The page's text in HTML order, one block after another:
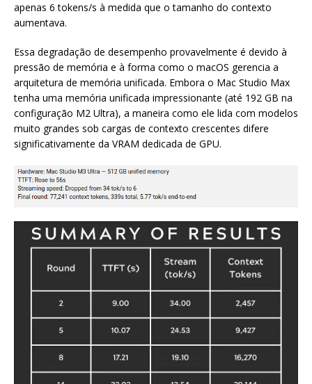
apenas 6 tokens/s à medida que o tamanho do contexto
aumentava.
Essa degradação de desempenho provavelmente é devido à
pressão de memória e à forma como o macOS gerencia a
arquitetura de memória unificada. Embora o Mac Studio Max
tenha uma memória unificada impressionante (até 192 GB na
configuração M2 Ultra), a maneira como ele lida com modelos
muito grandes sob cargas de contexto crescentes difere
significativamente da VRAM dedicada de GPU.